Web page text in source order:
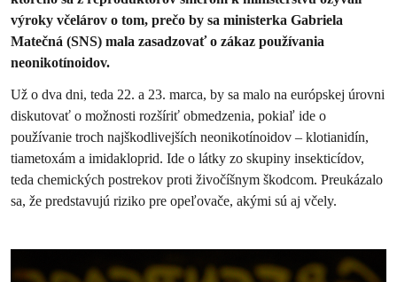
výroky včelárov o tom, prečo by sa ministerka Gabriela
Matečná (SNS) mala zasadzovať o zákaz používania
neonikotínoidov.
Už o dva dni, teda 22. a 23. marca, by sa malo na európskej úrovni
diskutovať o možnosti rozšíriť obmedzenia, pokiaľ ide o
používanie troch najškodlivejších neonikotínoidov – klotianidín,
tiametoxám a imidakloprid. Ide o látky zo skupiny insekticídov,
teda chemických postrekov proti živočíšnym škodcom. Preukázalo
sa, že predstavujú riziko pre opeľovače, akými sú aj včely.